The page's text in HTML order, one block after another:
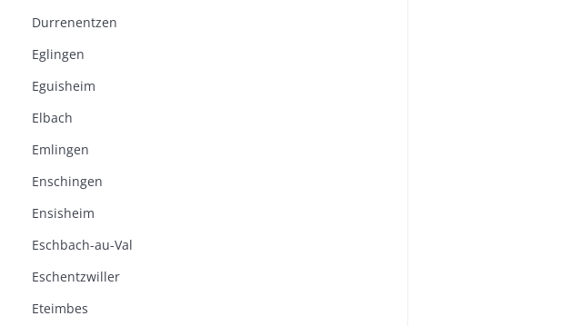
Durrenentzen
Eglingen
Eguisheim
Elbach
Emlingen
Enschingen
Ensisheim
Eschbach-au-Val
Eschentzwiller
Eteimbes